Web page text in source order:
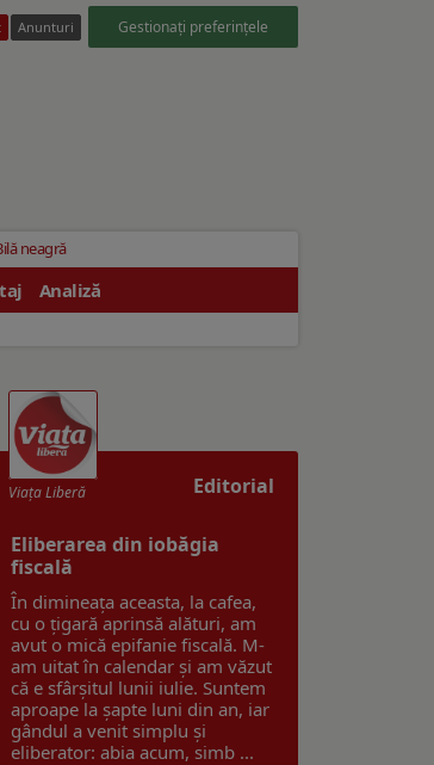
Anunturi Gestionați preferințele
neagră
Analiză
Editorial
Viaţa Liberă
Eliberarea din iobăgia
fiscală
În dimineața aceasta, la cafea,
cu o țigară aprinsă alături, am
avut o mică epifanie fiscală. M-
am uitat în calendar și am văzut
că e sfârșitul lunii iulie. Suntem
aproape la șapte luni din an, iar
gândul a venit simplu și
eliberator: abia acum, simb ...